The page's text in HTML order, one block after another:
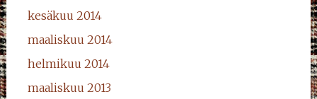
kesäkuu 2014
maaliskuu 2014
helmikuu 2014
maaliskuu 2013